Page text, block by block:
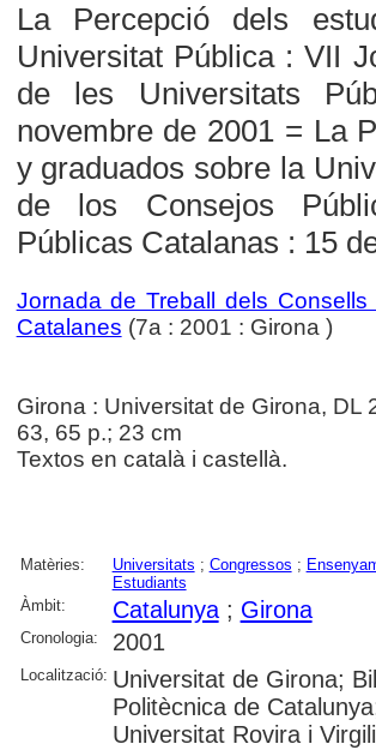
La Percepció dels
Universitat Pública : VII
de les Universitats
novembre de 2001 = La
y graduados sobre la
de los Consejos
Públicas Catalanas : 15
Jornada de Treball dels
Catalanes (7a : 2001 : Girona )
Girona : Universitat de Girona, DL
63, 65 p.; 23 cm
Textos en català i castellà.
Matèries: Universitats ; Congressos ;
Estudiants
Àmbit:
Catalunya; Girona
Cronologia: 2001
Localització: Universitat de Girona;
Politècnica de
Universitat Rovira i